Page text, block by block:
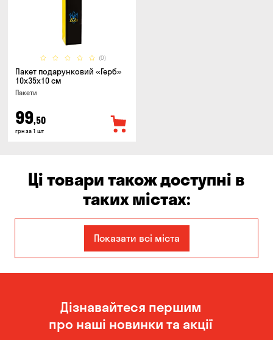
(0)
Пакет подарунковий «Герб»
10x35x10 см
Пакети
99,50
грн за 1 шт
Ці товари також доступні в
таких містах:
Кам'янське Київ
Одеса Олександрівка
Чорноморськ
Показати всі міста
Дізнавайтеся першим
про наші новинки та акції